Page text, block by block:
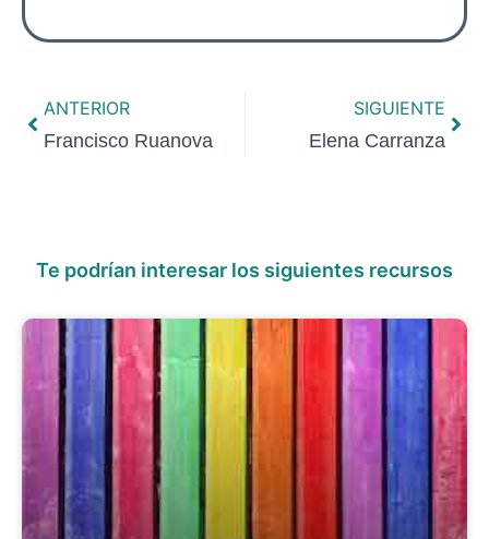
ANTERIOR
Francisco Ruanova
SIGUIENTE
Elena Carranza
Te podrían interesar los siguientes recursos